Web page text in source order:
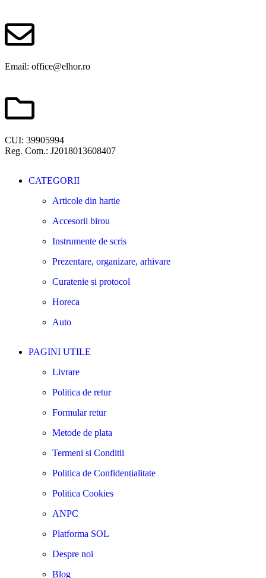
Email: office@elhor.ro
CUI: 39905994
Reg. Com.: J2018013608407
CATEGORII
Articole din hartie
Accesorii birou
Instrumente de scris
Prezentare, organizare, arhivare
Curatenie si protocol
Horeca
Auto
PAGINI UTILE
Livrare
Politica de retur
Formular retur
Metode de plata
Termeni si Conditii
Politica de Confidentialitate
Politica Cookies
ANPC
Platforma SOL
Despre noi
Blog